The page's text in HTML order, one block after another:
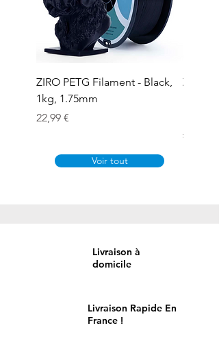
ZIRO PETG Filament - Black,
1kg, 1.75mm
Prix
22,99 €
ZIRO
Prix
21,12 €
Voir tout
Livraison à
domicile
Livraison Rapide En
France !